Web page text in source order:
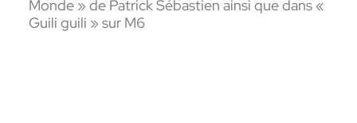
Monde » de Patrick Sébastien ainsi que dans «
Guili guili » sur M6